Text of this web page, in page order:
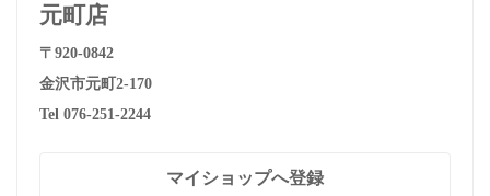
元町店
〒920-0842
金沢市元町2-170
Tel 076-251-2244
マイショップへ登録